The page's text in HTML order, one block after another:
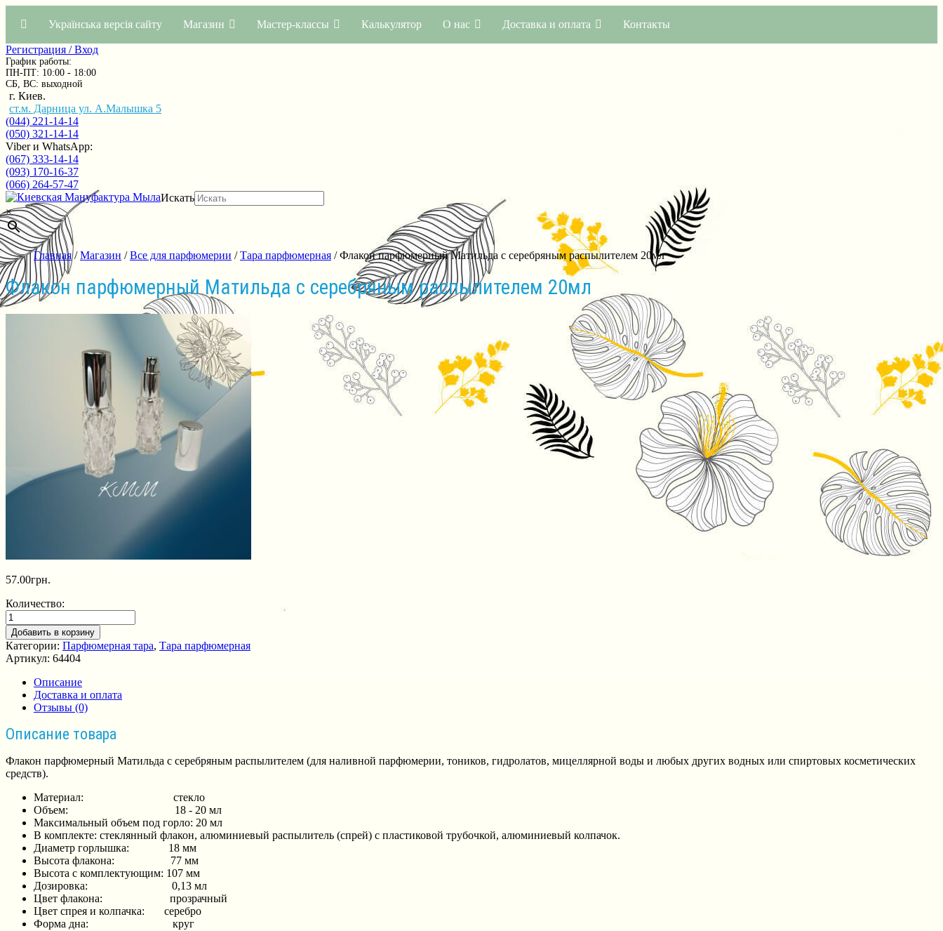
Українська версія сайту Магазин Мастер-классы Калькулятор О нас Доставка и оплата Контакты
Регистрация / Вход
График работы:
ПН-ПТ: 10:00 - 18:00
СБ, ВС: выходной
г. Киев.
ст.м. Дарница ул. А.Малышка 5
(044) 221-14-14
(050) 321-14-14
Viber и WhatsApp:
(067) 333-14-14
(093) 170-16-37
(066) 264-57-47
Искать
×
Главная/Магазин /Все для парфюмерии /Тара парфюмерная / Флакон парфюмерный Матильда с серебряным распылителем 20мл
Флакон парфюмерный Матильда с серебряным распылителем 20мл
57.00грн.
Количество:
Добавить в корзину
Категории: Парфюмерная тара, Тара парфюмерная
Артикул: 64404
Описание
Доставка и оплата
Отзывы (0)
Описание товара
Флакон парфюмерный Матильда с серебряным распылителем (для наливной парфюмерии, тоников, гидролатов, мицеллярной воды и любых других водных или спиртовых косметических
средств).
Материал: стекло
Объем: 18 - 20 мл
Максимальный объем под горло: 20 мл
В комплекте: стеклянный флакон, алюминиевый распылитель (спрей) с пластиковой трубочкой, алюминиевый колпачок.
Диаметр горлышка: 18 мм
Высота флакона: 77 мм
Высота с комплектующим: 107 мм
Дозировка: 0,13 мл
Цвет флакона: прозрачный
Цвет спрея и колпачка: серебро
Форма дна: круг